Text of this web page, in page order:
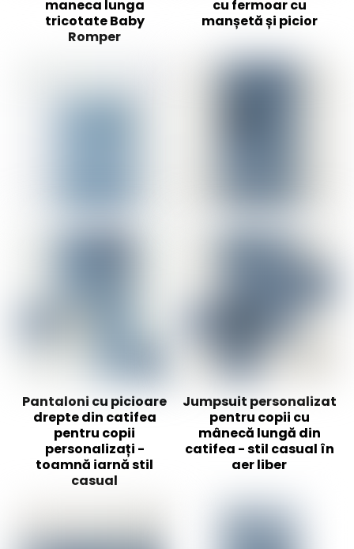
maneca lunga
tricotate Baby
Romper
cu fermoar cu
manșetă și picior
Pantaloni cu picioare
drepte din catifea
pentru copii
personalizați -
toamnă iarnă stil
casual
Jumpsuit personalizat
pentru copii cu
mânecă lungă din
catifea - stil casual în
aer liber